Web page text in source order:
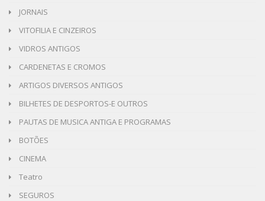
JORNAIS
VITOFILIA E CINZEIROS
VIDROS ANTIGOS
CARDENETAS E CROMOS
ARTIGOS DIVERSOS ANTIGOS
BILHETES DE DESPORTOS-E OUTROS
PAUTAS DE MUSICA ANTIGA E PROGRAMAS
BOTÕES
CINEMA
Teatro
SEGUROS